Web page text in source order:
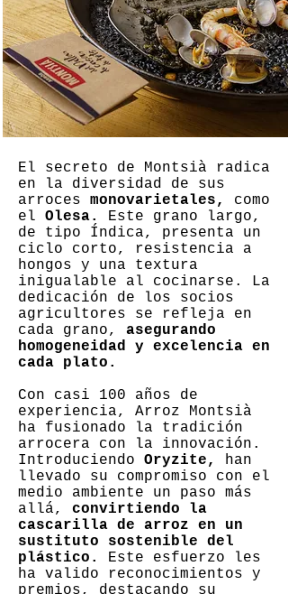
El secreto de Montsià radica
en la diversidad de sus
arroces monovarietales,
como
el Olesa.
Este grano largo,
de tipo Índica, presenta un
ciclo corto, resistencia a
hongos y una textura
inigualable al cocinarse. La
dedicación de los socios
agricultores se refleja en
cada grano, asegurando
homogeneidad y excelencia en
cada plato.
Con casi 100 años de
experiencia, Arroz Montsià
ha fusionado la tradición
arrocera con la innovación.
Introduciendo Oryzite,
han
llevado su compromiso con el
medio ambiente un paso más
allá, convirtiendo la
cascarilla de arroz en un
sustituto sostenible del
plástico.
Este esfuerzo les
ha valido reconocimientos y
premios, destacando su